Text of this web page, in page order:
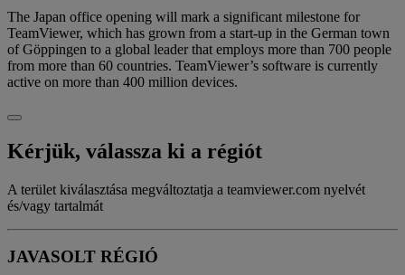
The Japan office opening will mark a significant milestone for
TeamViewer, which has grown from a start-up in the German town
of Göppingen to a global leader that employs more than 700 people
from more than 60 countries. TeamViewer’s software is currently
active on more than 400 million devices.
Kérjük, válassza ki a régiót
A terület kiválasztása megváltoztatja a teamviewer.com nyelvét
és/vagy tartalmát
JAVASOLT RÉGIÓ